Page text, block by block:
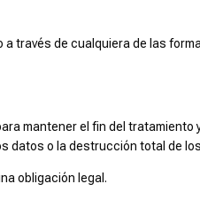
través de cualquiera de las
mantener el fin del tratamiento
datos o la destrucción total de
obligación legal.